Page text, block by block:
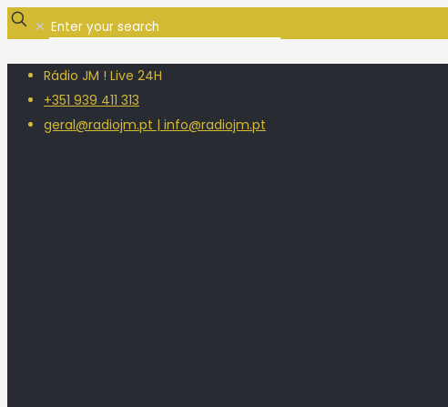
✕
Rádio JM ! Live 24H
+351 939 411 313
geral@radiojm.pt | info@radiojm.pt